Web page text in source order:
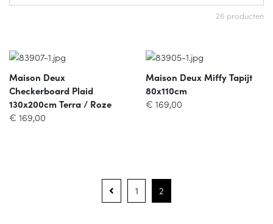
26 producten
Maison Deux
Checkerboard Plaid
130x200cm Terra / Roze
€ 169,00
Maison Deux Miffy Tapijt
80x110cm
€ 169,00
1 2